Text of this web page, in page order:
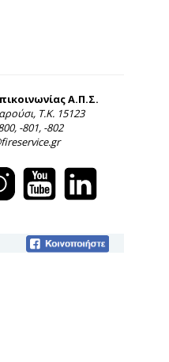
Α.Π.Σ.
Τ.Κ. 15123
-801, -802